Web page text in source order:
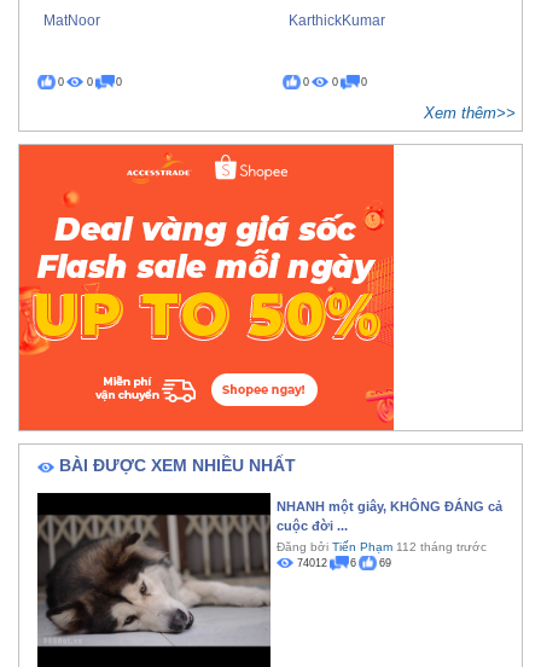
MatNoor
0 0 0
KarthickKumar
0 0 0
Xem thêm>>
BÀI ĐƯỢC XEM NHIỀU NHẤT
NHANH một giây, KHÔNG ĐÁNG cả
cuộc đời ...
Đăng bởi Tiến Phạm 112 tháng trước
74012 6 69